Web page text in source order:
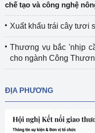
chế tạo và công nghệ
Xuất khẩu trái cây tươi
Thương vụ bắc 'nhịp
cho ngành Công
ĐỊA PHƯƠNG